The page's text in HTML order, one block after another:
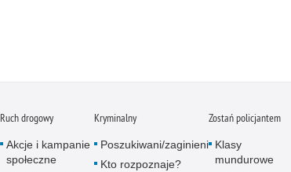
Ruch drogowy
Akcje i kampanie
społeczne
Kryminalny
Poszukiwani/zaginieni
Kto rozpoznaje?
Zostań policjantem
Klasy
mundurowe